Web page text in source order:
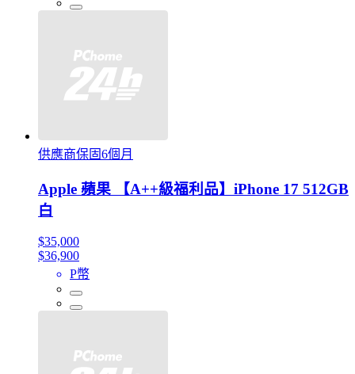
供應商保固6個月
Apple 蘋果 【A++級福利品】iPhone 17 512GB
白
$35,000
$36,900
P幣